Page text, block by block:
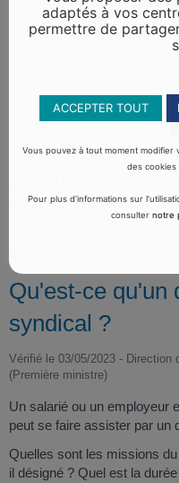
dans le secteur privé>
Qu'est-ce qu'un
syndical ?
Vérifié le 03/05/2023 - Direction
(Première ministre)
Un salarié ou un employeur
peut se faire assister par un
Quelles sont les missions
il désigné ? Quel est la
adaptés à vos
permettre de
ACCEPTER TOUT
Vous pouvez à tout moment modifier
des cookies
Pour plus d’informations sur
consulternotre